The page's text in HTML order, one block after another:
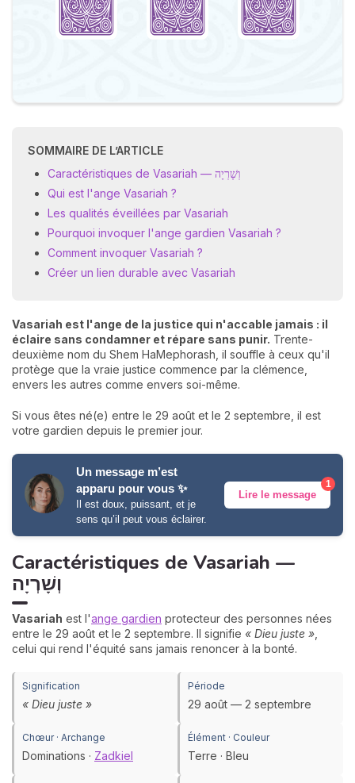
SOMMAIRE DE L’ARTICLE
Caractéristiques de Vasariah — וְשָׁרְיָה
Qui est l'ange Vasariah ?
Les qualités éveillées par Vasariah
Pourquoi invoquer l'ange gardien Vasariah ?
Comment invoquer Vasariah ?
Créer un lien durable avec Vasariah
Vasariah est l'ange de la justice qui n'accable jamais : il
éclaire sans condamner et répare sans punir. Trente-
deuxième nom du Shem HaMephorash, il souffle à ceux qu'il
protège que la vraie justice commence par la clémence,
envers les autres comme envers soi-même.
Si vous êtes né(e) entre le 29 août et le 2 septembre, il est
votre gardien depuis le premier jour.
Un message m’est
apparu pour vous ✨
Il est doux, puissant, et je
sens qu’il peut vous éclairer.
Lire le message
1
Caractéristiques de Vasariah —
וְשָׁרְיָה
Vasariah est l'ange gardien protecteur des personnes nées
entre le 29 août et le 2 septembre. Il signifie « Dieu juste »
celui qui rend l'équité sans jamais renoncer à la bonté.
Signification
« Dieu juste »
Période
29 août — 2 septembre
Chœur · Archange
Dominations · Zadkiel
Élément · Couleur
Terre · Bleu